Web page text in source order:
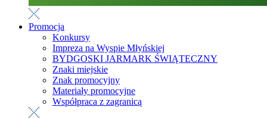
Promocja
Konkursy
Impreza na Wyspie Młyńskiej
BYDGOSKI JARMARK ŚWIĄTECZNY
Znaki miejskie
Znak promocyjny
Materiały promocyjne
Współpraca z zagranicą